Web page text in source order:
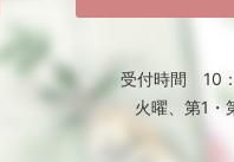
受付時間 10
火曜、第1・